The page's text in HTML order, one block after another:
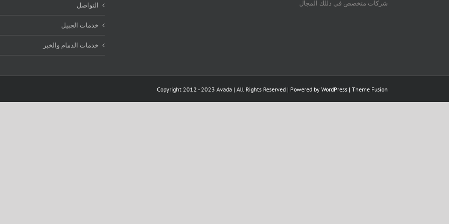
شركات متخصص في ذللك المجال
التواصل
خدمات الجبيل
خدمات الدمام والخبر
Copyright 2012 - 2023 Avada | All Rights Reserved | Powered by WordPress | Theme Fusion